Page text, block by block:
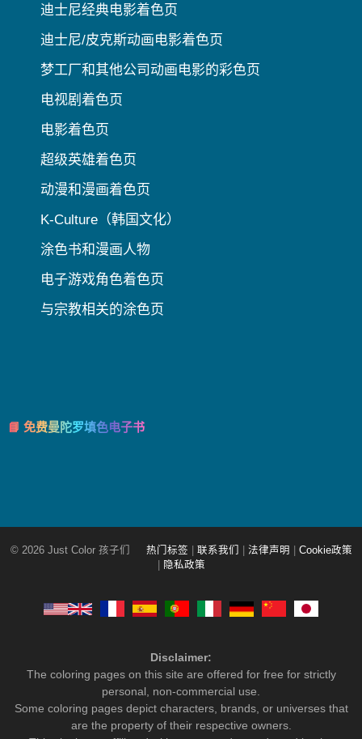
迪士尼经典电影着色页
迪士尼/皮克斯动画电影着色页
梦工厂和其他公司动画电影的彩色页
电视剧着色页
电影着色页
超级英雄着色页
动漫和漫画着色页
K-Culture（韩国文化）
涂色书和漫画人物
电子游戏角色着色页
与宗教相关的涂色页
📘 免费曼陀罗填色电子书
© 2026 Just Color 孩子们 热门标签 联系我们 法律声明
Cookie政策
隐私政策
Disclaimer:
The coloring pages on this site are offered for free for strictly
personal, non-commercial use.
Some coloring pages depict characters, brands, or universes that
are the property of their respective owners.